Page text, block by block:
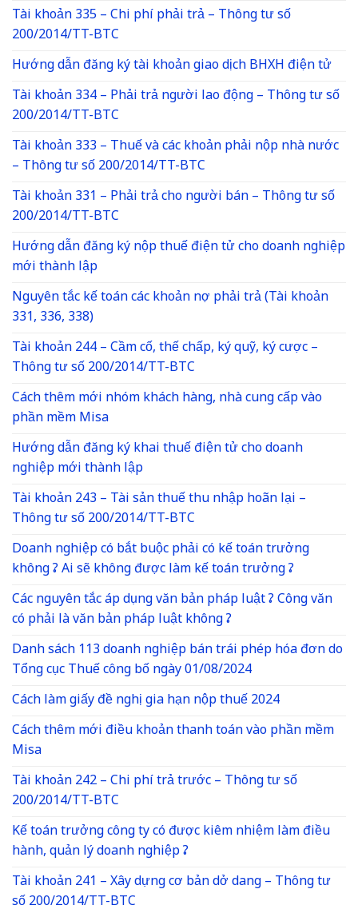
Tài khoản 335 – Chi phí phải trả – Thông tư số
200/2014/TT-BTC
Hướng dẫn đăng ký tài khoản giao dịch BHXH điện tử
Tài khoản 334 – Phải trả người lao động – Thông tư số
200/2014/TT-BTC
Tài khoản 333 – Thuế và các khoản phải nộp nhà nước
– Thông tư số 200/2014/TT-BTC
Tài khoản 331 – Phải trả cho người bán – Thông tư số
200/2014/TT-BTC
Hướng dẫn đăng ký nộp thuế điện tử cho doanh nghiệp
mới thành lập
Nguyên tắc kế toán các khoản nợ phải trả (Tài khoản
331, 336, 338)
Tài khoản 244 – Cầm cố, thế chấp, ký quỹ, ký cược –
Thông tư số 200/2014/TT-BTC
Cách thêm mới nhóm khách hàng, nhà cung cấp vào
phần mềm Misa
Hướng dẫn đăng ký khai thuế điện tử cho doanh
nghiệp mới thành lập
Tài khoản 243 – Tài sản thuế thu nhập hoãn lại –
Thông tư số 200/2014/TT-BTC
Doanh nghiệp có bắt buộc phải có kế toán trưởng
không ? Ai sẽ không được làm kế toán trưởng ?
Các nguyên tắc áp dụng văn bản pháp luật ? Công văn
có phải là văn bản pháp luật không ?
Danh sách 113 doanh nghiệp bán trái phép hóa đơn do
Tổng cục Thuế công bố ngày 01/08/2024
Cách làm giấy đề nghị gia hạn nộp thuế 2024
Cách thêm mới điều khoản thanh toán vào phần mềm
Misa
Tài khoản 242 – Chi phí trả trước – Thông tư số
200/2014/TT-BTC
Kế toán trưởng công ty có được kiêm nhiệm làm điều
hành, quản lý doanh nghiệp ?
Tài khoản 241 – Xây dựng cơ bản dở dang – Thông tư
số 200/2014/TT-BTC